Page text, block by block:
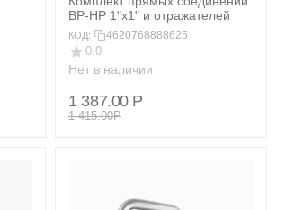
ВР-НР 1"х1" и отражателей
КОД: 4620768888625
0.0
Нет в наличии
1 387.00 Р
1 415.00Р